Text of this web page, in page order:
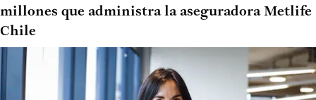
millones que administra la aseguradora Metlife
Chile